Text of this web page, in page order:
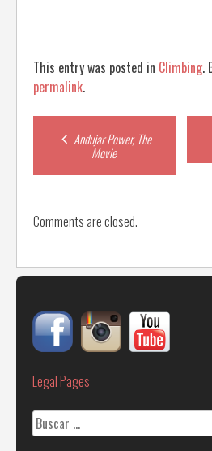
This entry was posted in Climbing.
permalink.
Post
navigation
Andujar Power, The
Movie
Comments are closed.
Legal Pages
Buscar: